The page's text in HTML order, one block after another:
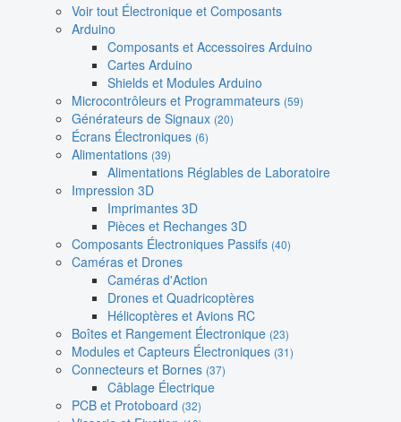
Voir tout Électronique et Composants
Arduino
Composants et Accessoires Arduino
Cartes Arduino
Shields et Modules Arduino
Microcontrôleurs et Programmateurs (59)
Générateurs de Signaux (20)
Écrans Électroniques (6)
Alimentations (39)
Alimentations Réglables de Laboratoire
Impression 3D
Imprimantes 3D
Pièces et Rechanges 3D
Composants Électroniques Passifs (40)
Caméras et Drones
Caméras d'Action
Drones et Quadricoptères
Hélicoptères et Avions RC
Boîtes et Rangement Électronique (23)
Modules et Capteurs Électroniques (31)
Connecteurs et Bornes (37)
Câblage Électrique
PCB et Protoboard (32)